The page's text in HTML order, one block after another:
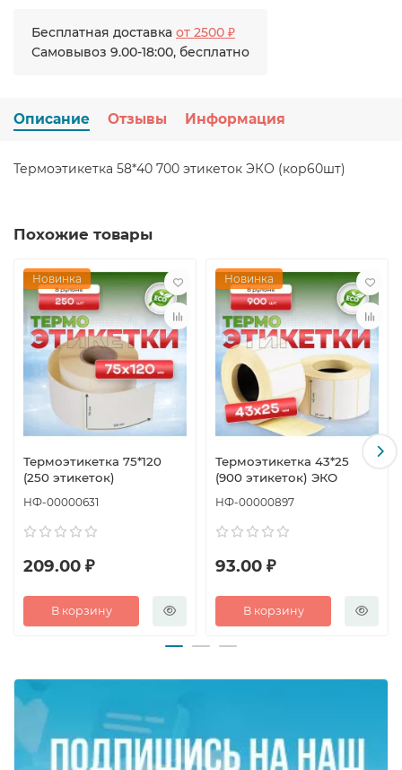
Бесплатная доставка от 2500 ₽
Самовывоз 9.00-18:00, бесплатно
Описание Отзывы Информация
Термоэтикетка 58*40 700 этикеток ЭКО (кор60шт)
Похожие товары
Новинка
Термоэтикетка 75*120
(250 этикеток)
НФ-00000631
209.00 ₽
В корзину
Новинка
Термоэтикетка 43*25
(900 этикеток) ЭКО
НФ-00000897
93.00 ₽
В корзину